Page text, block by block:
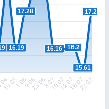
16.19
17.28
16.16 16.2
15.61
17.27
19.05.1.06.9.06.23.06.8.07.10.07.12.07.16.07.22.07.